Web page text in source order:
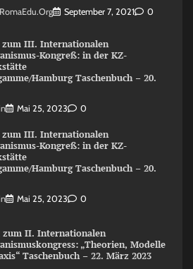
September 7, 2021 0
zum III. Internationalen
Kongreß: in der KZ-
Hamburg Taschenbuch – 20.
Mai 25, 2023 0
zum III. Internationalen
Kongreß: in der KZ-
Hamburg Taschenbuch – 20.
Mai 25, 2023 0
zum II. Internationalen
„Theorien, Modelle
Taschenbuch – 22. März 2023